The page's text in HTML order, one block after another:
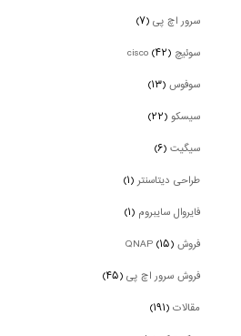
سرور اچ پی(۷)
سوئیچ cisco (۴۲)
سوفوس(۱۳)
سیسکو(۲۲)
سیگیت(۶)
طراحی دیتاسنتر(۱)
فایروال سایبروم (۱)
فروش QNAP (۱۵)
فروش سرور اچ پی(۴۵)
مقالات(۱۹۱)